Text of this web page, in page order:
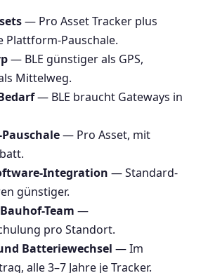
— Pro Asset Tracker plus
Plattform-Pauschale.
— BLE günstiger als GPS,
Mittelweg.
— BLE braucht Gateways in
— Pro Asset, mit
Integration — Standard-
günstiger.
Team —
pro Standort.
Batteriewechsel — Im
alle 3–7 Jahre je Tracker.